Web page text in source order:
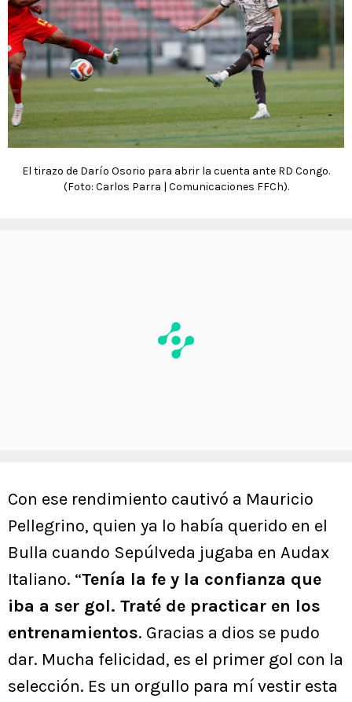
El tirazo de Darío Osorio para abrir la cuenta ante RD Congo.
(Foto: Carlos Parra | Comunicaciones FFCh).
Con ese rendimiento cautivó a Mauricio
Pellegrino, quien ya lo había querido en el
Bulla cuando Sepúlveda jugaba en Audax
Italiano. “Tenía la fe y la confianza que
iba a ser gol. Traté de practicar en los
entrenamientos. Gracias a dios se pudo
dar. Mucha felicidad, es el primer gol con la
selección. Es un orgullo para mí vestir esta